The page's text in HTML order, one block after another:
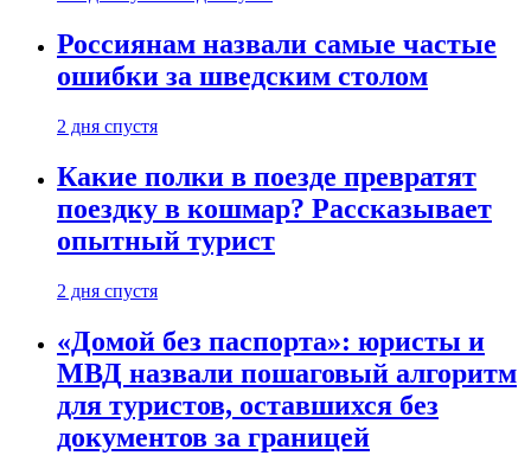
Россиянам назвали самые частые
ошибки за шведским столом
2 дня спустя
Какие полки в поезде превратят
поездку в кошмар? Рассказывает
опытный турист
2 дня спустя
«Домой без паспорта»: юристы и
МВД назвали пошаговый алгоритм
для туристов, оставшихся без
документов за границей